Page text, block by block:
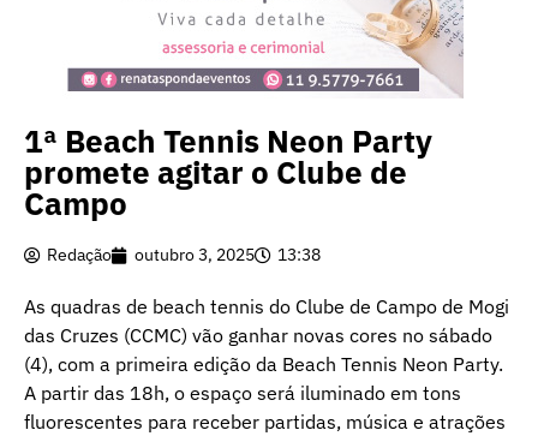
1ª Beach Tennis Neon Party
promete agitar o Clube de
Campo
Redação outubro 3, 2025 13:38
As quadras de beach tennis do Clube de Campo de Mogi
das Cruzes (CCMC) vão ganhar novas cores no sábado
(4), com a primeira edição da Beach Tennis Neon Party.
A partir das 18h, o espaço será iluminado em tons
fluorescentes para receber partidas, música e atrações